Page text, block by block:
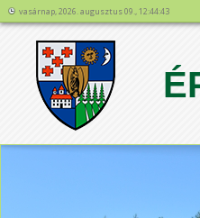
vasárnap, 2026. augusztus 09., 12:44:43